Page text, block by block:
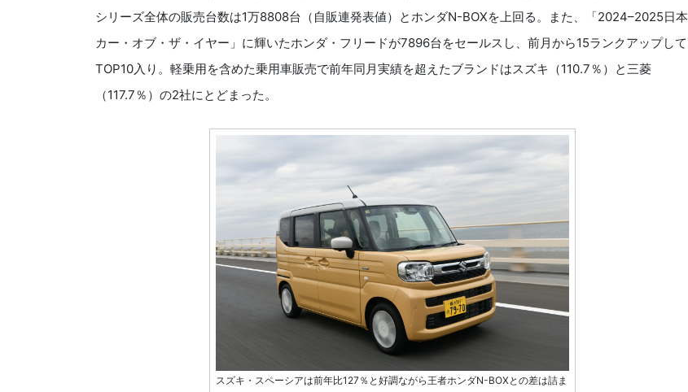
シリーズ全体の販売台数は1万8808台（自販連発表値）とホンダN-BOXを上回る。また、「2024–2025日本
カー・オブ・ザ・イヤー」に輝いたホンダ・フリードが7896台をセールスし、前月から15ランクアップして
TOP10入り。軽乗用を含めた乗用車販売で前年同月実績を超えたブランドはスズキ（110.7％）と三菱
（117.7％）の2社にとどまった。
スズキ・スペーシアは前年比127％と好調ながら王者ホンダN-BOXとの差は詰ま